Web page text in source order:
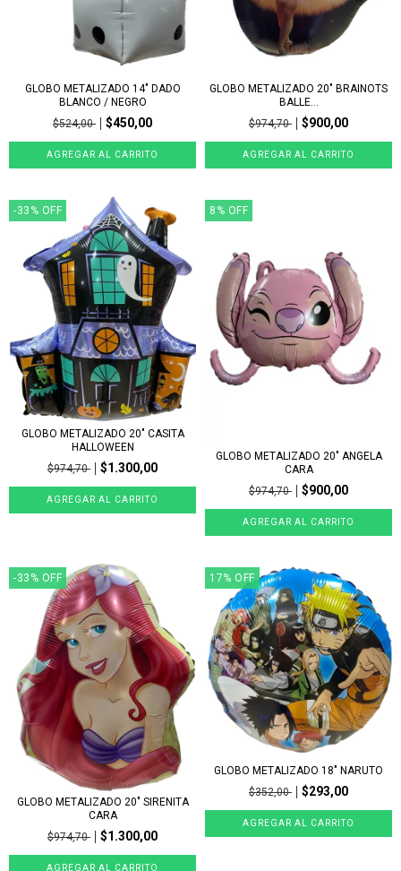
GLOBO METALIZADO 14" DADO
BLANCO / NEGRO
$524,00
$450,00
GLOBO METALIZADO 20" BRAINOTS
BALLE...
$974,70
$900,00
-33 % OFF
GLOBO METALIZADO 20" CASITA
HALLOWEEN
$974,70
$1.300,00
8 % OFF
GLOBO METALIZADO 20" ANGELA
CARA
$974,70
$900,00
-33 % OFF
GLOBO METALIZADO 20" SIRENITA
CARA
$974,70
$1.300,00
17% OFF
GLOBO METALIZADO 18" NARUTO
$352,00
$293,00